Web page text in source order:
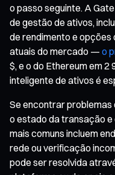
o passo seguinte. A
de gestão de ativos,
de rendimento e opções
atuais do mercado — o
$, e o do Ethereum em
inteligente de ativos é
Se encontrar problemas
o estado da transação e
mais comuns incluem
rede ou verificação
pode ser resolvida